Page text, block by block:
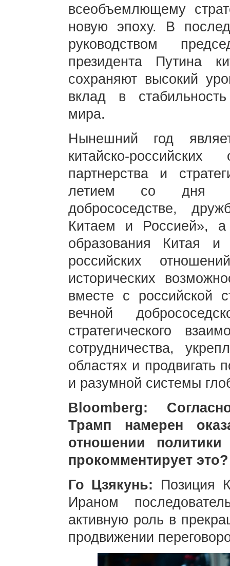
всеобъемлющему
новую эпоху. В
руководством
президента Путина
сохраняют высокий
вклад в стабильность
мира.
Нынешний год
китайско-
партнерства и
летием со дня
добрососедстве,
Китаем и Россией», а
образования Китая и
российских
исторических
вместе с российской
вечной
стратегического
сотрудничества,
областях и продвигать
и разумной системы
Bloomberg:
Трамп намерен
отношении
прокомментирует это?
Го Цзякунь: Позиция
Ираном
активную роль в
продвижении